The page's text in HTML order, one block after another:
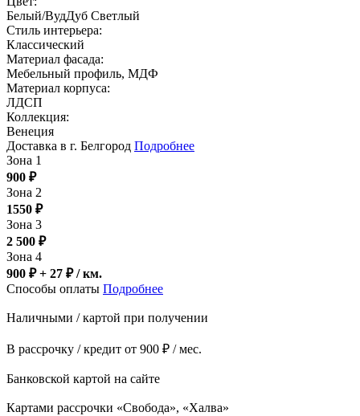
Белый/ВудДуб Светлый
Стиль интерьера:
Классический
Материал фасада:
Мебельный профиль, МДФ
Материал корпуса:
ЛДСП
Коллекция:
Венеция
Доставка в г. Белгород Подробнее
Зона 1
900 ₽
Зона 2
1550 ₽
Зона 3
2 500 ₽
Зона 4
900 ₽ + 27 ₽/ км.
Способы оплаты Подробнее
Наличными / картой при получении
В рассрочку / кредит от 900 ₽ / мес.
Банковской картой на сайте
Картами рассрочки «Свобода», «Халва»